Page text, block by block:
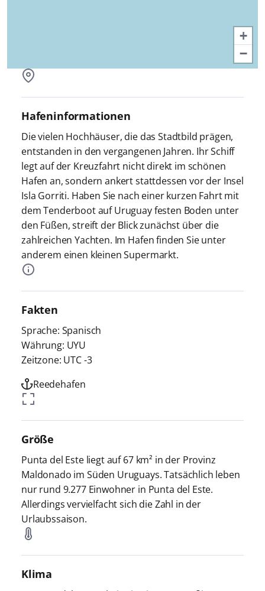
+
−
Hafeninformationen
Die vielen Hochhäuser, die das Stadtbild prägen,
entstanden in den vergangenen Jahren. Ihr Schiff
legt auf der Kreuzfahrt nicht direkt im schönen
Hafen an, sondern ankert stattdessen vor der Insel
Isla Gorriti. Haben Sie nach einer kurzen Fahrt mit
dem Tenderboot auf Uruguay festen Boden unter
den Füßen, streift der Blick zunächst über die
zahlreichen Yachten. Im Hafen finden Sie unter
anderem einen kleinen Supermarkt.
Fakten
Sprache: Spanisch
Währung: UYU
Zeitzone: UTC -3
Reedehafen
Größe
Punta del Este liegt auf 67 km² in der Provinz
Maldonado im Süden Uruguays. Tatsächlich leben
nur rund 9.277 Einwohner in Punta del Este.
Allerdings vervielfacht sich die Zahl in der
Urlaubssaison.
Klima